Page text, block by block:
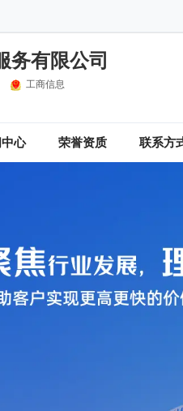
务有限公司
工商信息
心 荣誉资质 联系方